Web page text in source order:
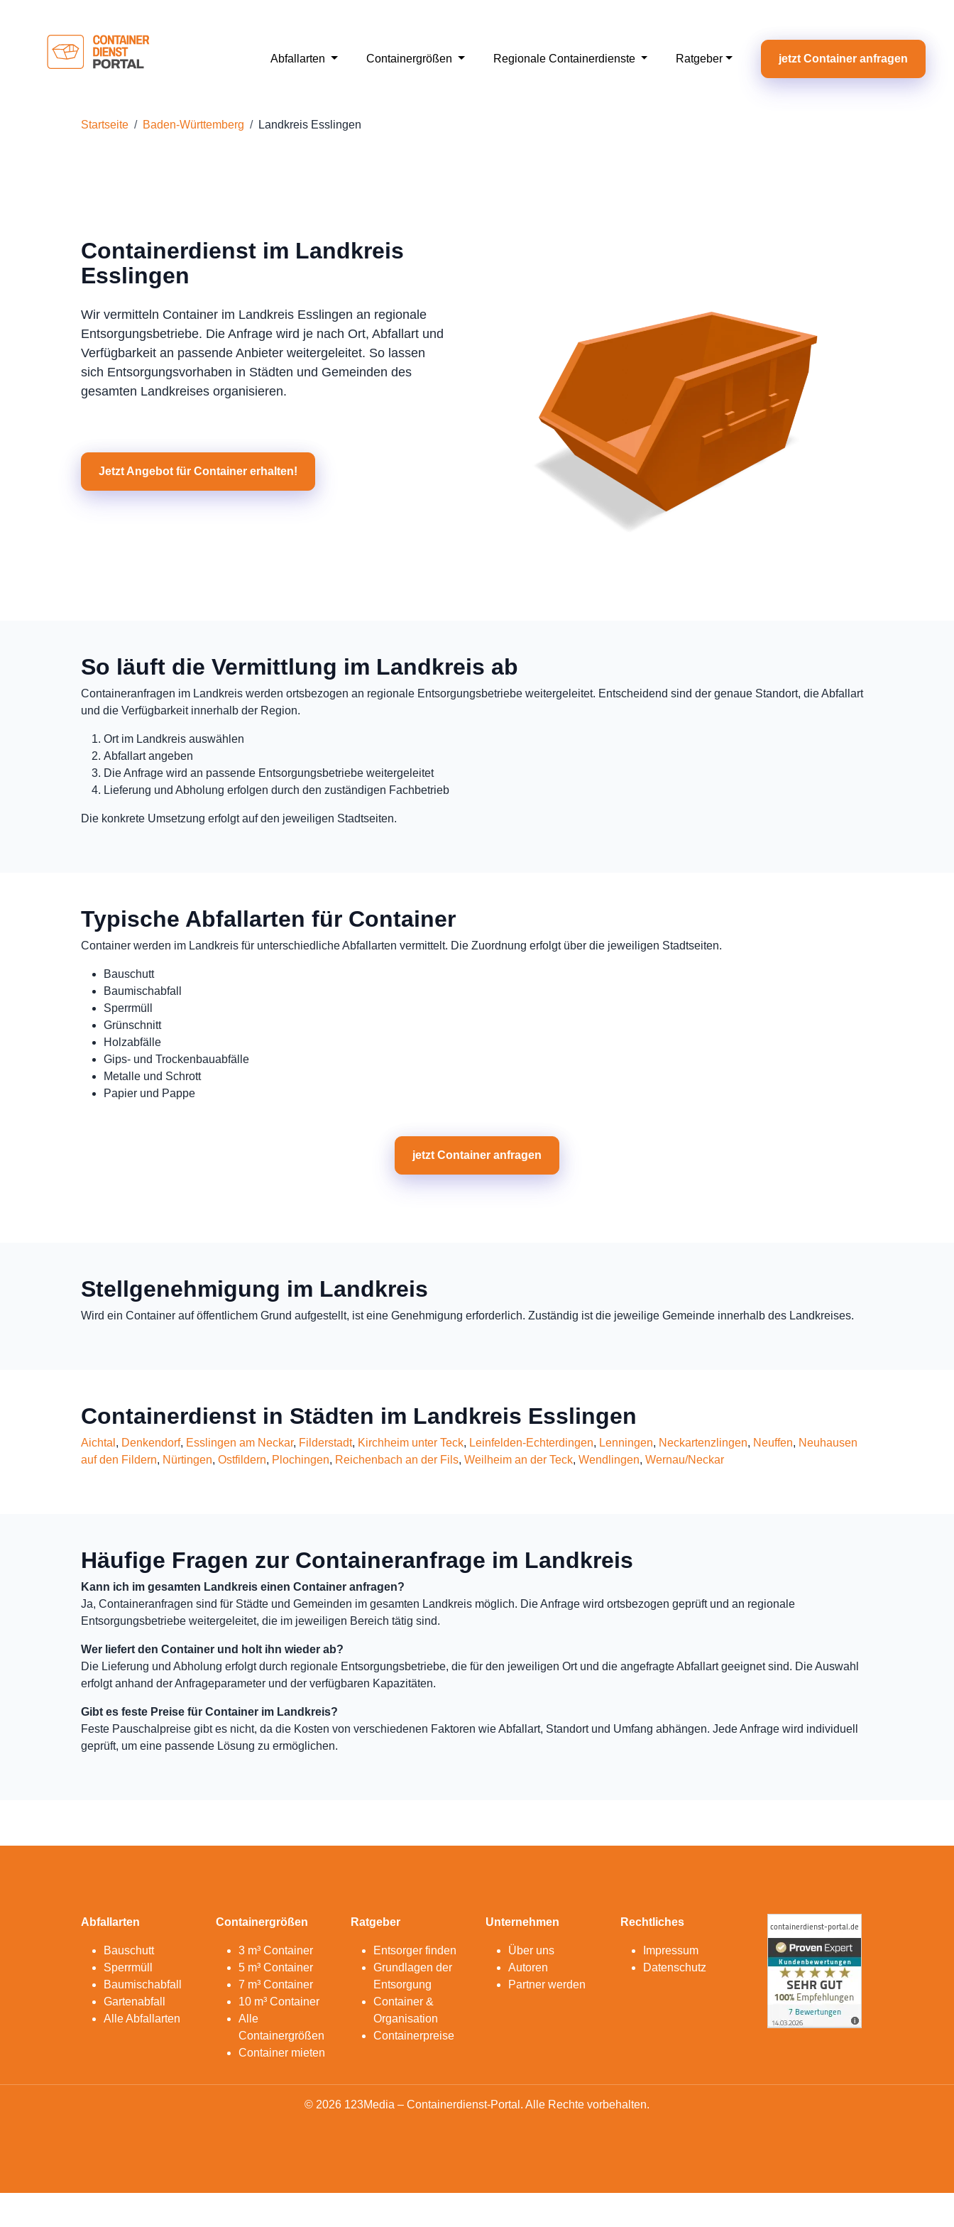
Abfallarten Containergrößen Regionale Containerdienste Ratgeber jetzt Container anfragen
Startseite Baden-Württemberg Landkreis Esslingen
Containerdienst im Landkreis
Esslingen
Wir vermitteln Container im Landkreis Esslingen an regionale
Entsorgungsbetriebe. Die Anfrage wird je nach Ort, Abfallart und
Verfügbarkeit an passende Anbieter weitergeleitet. So lassen
sich Entsorgungsvorhaben in Städten und Gemeinden des
gesamten Landkreises organisieren.
Jetzt Angebot für Container erhalten!
So läuft die Vermittlung im Landkreis ab
Containeranfragen im Landkreis werden ortsbezogen an regionale Entsorgungsbetriebe weitergeleitet. Entscheidend sind der genaue Standort, die Abfallart
und die Verfügbarkeit innerhalb der Region.
Ort im Landkreis auswählen
Abfallart angeben
Die Anfrage wird an passende Entsorgungsbetriebe weitergeleitet
Lieferung und Abholung erfolgen durch den zuständigen Fachbetrieb
Die konkrete Umsetzung erfolgt auf den jeweiligen Stadtseiten.
Typische Abfallarten für Container
Container werden im Landkreis für unterschiedliche Abfallarten vermittelt. Die Zuordnung erfolgt über die jeweiligen Stadtseiten.
Bauschutt
Baumischabfall
Sperrmüll
Grünschnitt
Holzabfälle
Gips- und Trockenbauabfälle
Metalle und Schrott
Papier und Pappe
jetzt Container anfragen
Stellgenehmigung im Landkreis
Wird ein Container auf öffentlichem Grund aufgestellt, ist eine Genehmigung erforderlich. Zuständig ist die jeweilige Gemeinde innerhalb des Landkreises.
Containerdienst in Städten im Landkreis Esslingen
Aichtal , Denkendorf, Esslingen am Neckar, Filderstadt, Kirchheim unter Teck, Leinfelden-Echterdingen, Lenningen, Neckartenzlingen, Neuffen, Neuhausen
auf den Fildern, Nürtingen, Ostfildern, Plochingen, Reichenbach an der Fils, Weilheim an der Teck, Wendlingen, Wernau/Neckar
Häufige Fragen zur Containeranfrage im Landkreis
Kann ich im gesamten Landkreis einen Container anfragen?
Ja, Containeranfragen sind für Städte und Gemeinden im gesamten Landkreis möglich. Die Anfrage wird ortsbezogen geprüft und an regionale
Entsorgungsbetriebe weitergeleitet, die im jeweiligen Bereich tätig sind.
Wer liefert den Container und holt ihn wieder ab?
Die Lieferung und Abholung erfolgt durch regionale Entsorgungsbetriebe, die für den jeweiligen Ort und die angefragte Abfallart geeignet sind. Die Auswahl
erfolgt anhand der Anfrageparameter und der verfügbaren Kapazitäten.
Gibt es feste Preise für Container im Landkreis?
Feste Pauschalpreise gibt es nicht, da die Kosten von verschiedenen Faktoren wie Abfallart, Standort und Umfang abhängen. Jede Anfrage wird individuell
geprüft, um eine passende Lösung zu ermöglichen.
Abfallarten
Bauschutt
Sperrmüll
Baumischabfall
Gartenabfall
Alle Abfallarten
Containergrößen
3 m³ Container
5 m³ Container
7 m³ Container
10 m³ Container
Alle
Containergrößen
Container mieten
Ratgeber
Entsorger finden
Grundlagen der
Entsorgung
Container &
Organisation
Containerpreise
Unternehmen
Über uns
Autoren
Partner werden
Rechtliches
Impressum
Datenschutz
© 2026 123Media – Containerdienst-Portal. Alle Rechte vorbehalten.